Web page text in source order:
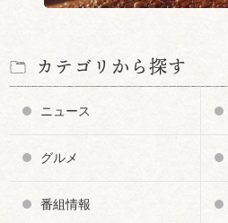
カテゴリから探す
ニュース
グルメ
番組情報